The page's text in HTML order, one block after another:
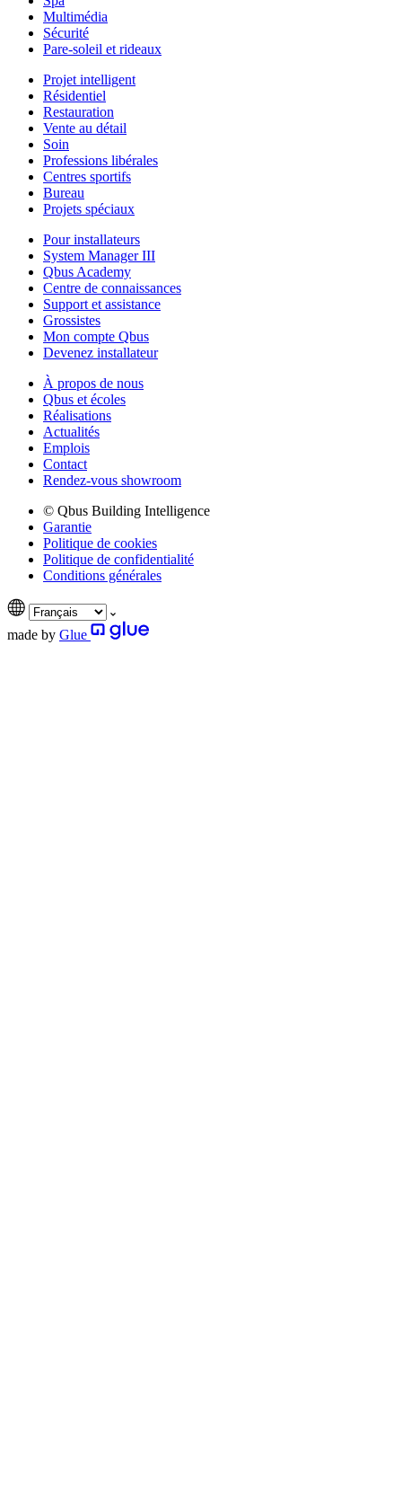
Multimédia
Sécurité
Pare-soleil et rideaux
Projet intelligent
Résidentiel
Restauration
Vente au détail
Soin
Professions libérales
Centres sportifs
Bureau
Projets spéciaux
Pour installateurs
System Manager III
Qbus Academy
Centre de connaissances
Support et assistance
Grossistes
Mon compte Qbus
Devenez installateur
À propos de nous
Qbus et écoles
Réalisations
Actualités
Emplois
Contact
Rendez-vous showroom
© Qbus Building Intelligence
Garantie
Politique de cookies
Politique de confidentialité
Conditions générales
made by Glue